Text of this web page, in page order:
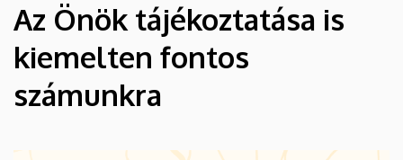
Az Önök tájékoztatása is
kiemelten fontos
számunkra